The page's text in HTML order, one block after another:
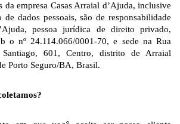
da empresa Casas Arraial d’Ajuda, inclusive
de dados pessoais, são de responsabilidade
pessoa jurídica de direito privado,
o nº 24.114.066/0001-70, e sede na Rua
Santiago, 601, Centro, distrito de Arraial
Porto Seguro/BA, Brasil.